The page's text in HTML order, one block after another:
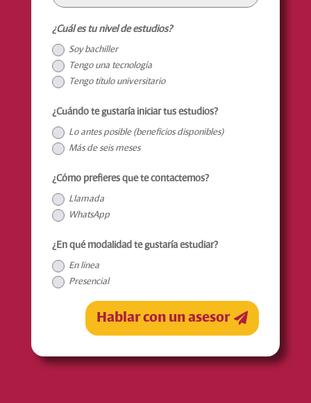
¿Cuál es tu nivel de estudios?
Soy bachiller
Tengo una tecnología
Tengo título universitario
¿Cuándo te gustaría iniciar tus estudios?
Lo antes posible (beneficios disponibles)
Más de seis meses
¿Cómo prefieres que te contactemos?
Llamada
WhatsApp
¿En qué modalidad te gustaría estudiar?
En línea
Presencial
Hablar con un asesor